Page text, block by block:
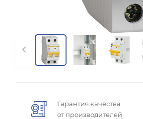
Гарантия качества
от производителей